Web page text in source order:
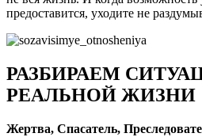
предоставится, уходите не
РАЗБИРАЕМ
РЕАЛЬНОЙ ЖИЗНИ
Жертва, Спасатель,